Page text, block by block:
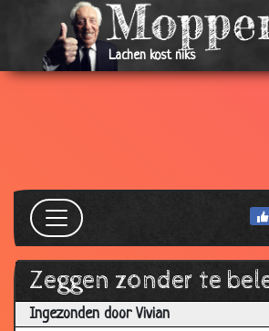
Lachen kost niks
Zeggen zonder te
Ingezonden door Vivian
10 Feb
2010
Lintworm
10 Feb
Op spreekuur komen
2010
05 Feb
2010
06 Jan
2010
Dierenarts consult